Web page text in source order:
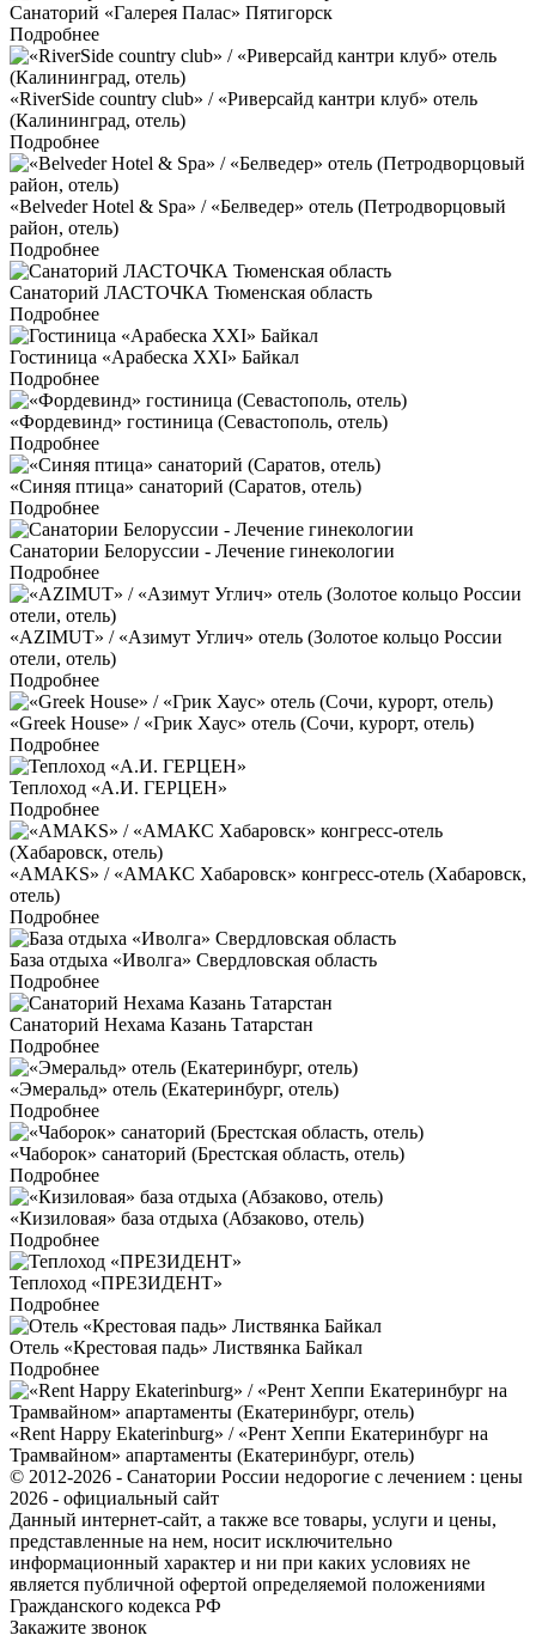
Санаторий «Галерея Палас» Пятигорск
Подробнее
«RiverSide country club» / «Риверсайд кантри клуб» отель
(Калининград, отель)
Подробнее
«Belveder Hotel & Spa» / «Белведер» отель (Петродворцовый
район, отель)
Подробнее
Санаторий ЛАСТОЧКА Тюменская область
Подробнее
Гостиница «Арабеска ХХI» Байкал
Подробнее
«Фордевинд» гостиница (Севастополь, отель)
Подробнее
«Синяя птица» санаторий (Саратов, отель)
Подробнее
Санатории Белоруссии - Лечение гинекологии
Подробнее
«AZIMUT» / «Азимут Углич» отель (Золотое кольцо России
отели, отель)
Подробнее
«Greek House» / «Грик Хаус» отель (Сочи, курорт, отель)
Подробнее
Теплоход «А.И. ГЕРЦЕН»
Подробнее
«AMAKS» / «АМАКС Хабаровск» конгресс-отель (Хабаровск,
отель)
Подробнее
База отдыха «Иволга» Свердловская область
Подробнее
Санаторий Нехама Казань Татарстан
Подробнее
«Эмеральд» отель (Екатеринбург, отель)
Подробнее
«Чаборок» санаторий (Брестская область, отель)
Подробнее
«Кизиловая» база отдыха (Абзаково, отель)
Подробнее
Теплоход «ПРЕЗИДЕНТ»
Подробнее
Отель «Крестовая падь» Листвянка Байкал
Подробнее
«Rent Happy Ekaterinburg» / «Рент Хеппи Екатеринбург на
Трамвайном» апартаменты (Екатеринбург, отель)
© 2012-2026 - Санатории России недорогие с лечением : цены
2026 - официальный сайт
Данный интернет-сайт, а также все товары, услуги и цены,
представленные на нем, носит исключительно
информационный характер и ни при каких условиях не
является публичной офертой определяемой положениями
Гражданского кодекса РФ
Закажите звонок